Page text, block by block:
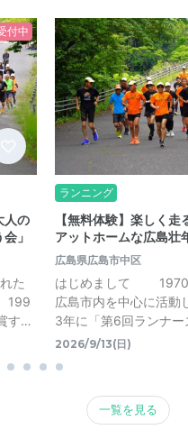
付中
人の
」
た
199
す…
ランニング
【無料体験】楽しく
アットホームな広島壮
広島県広島市中区
はじめまして 1970
広島市内を中心に活動
3年に「第6回ランナ
2026/9/13(日)
一覧を見る